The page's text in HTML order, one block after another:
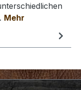
Mehr